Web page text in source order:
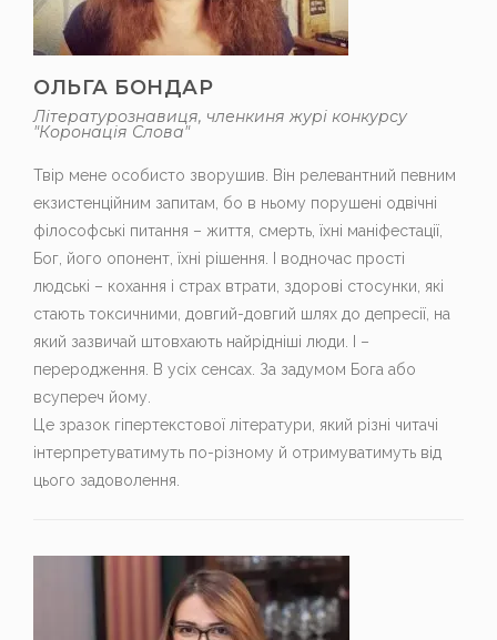
ОЛЬГА БОНДАР
Літературознавиця, членкиня журі конкурсу
"Коронація Слова"
Твір мене особисто зворушив. Він релевантний певним
екзистенційним запитам, бо в ньому порушені одвічні
філософські питання – життя, смерть, їхні маніфестації,
Бог, його опонент, їхні рішення. І водночас прості
людські – кохання і страх втрати, здорові стосунки, які
стають токсичними, довгий-довгий шлях до депресії, на
який зазвичай штовхають найрідніші люди. І –
переродження. В усіх сенсах. За задумом Бога або
всупереч йому.
Це зразок гіпертекстової літератури, який різні читачі
інтерпретуватимуть по-різному й отримуватимуть від
цього задоволення.